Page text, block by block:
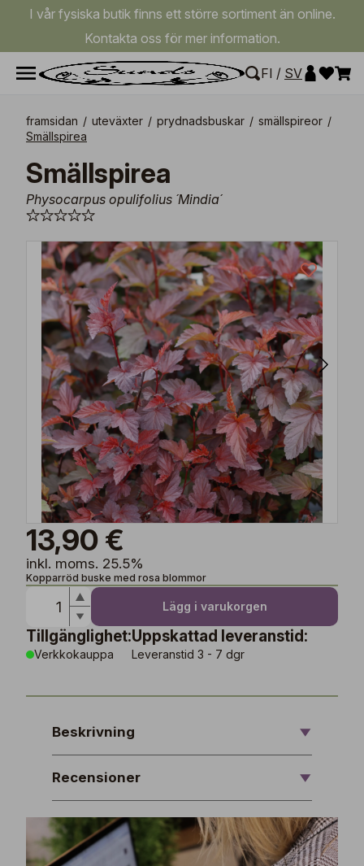
I vår fysiska butik finns ett större sortiment än online.
Kontakta oss för mer information.
FI / SV
framsidan / uteväxter / prydnadsbuskar / smällspireor /
Smällspirea
Smällspirea
Physocarpus opulifolius ´Mindia´
13,90 €
inkl. moms. 25.5%
Kopparröd buske med rosa blommor
Lägg i varukorgen
Tillgänglighet:
Verkkokauppa
Uppskattad leveranstid:
Leveranstid 3 - 7 dgr
Beskrivning
Recensioner